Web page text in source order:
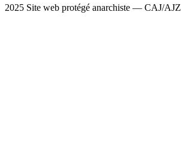
2025 Site web protégé anarchiste — CAJ/AJZ